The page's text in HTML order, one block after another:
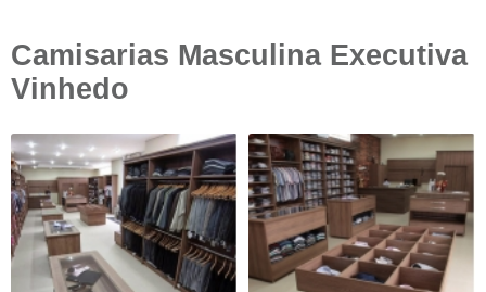
Camisarias Masculina Executiva
Vinhedo